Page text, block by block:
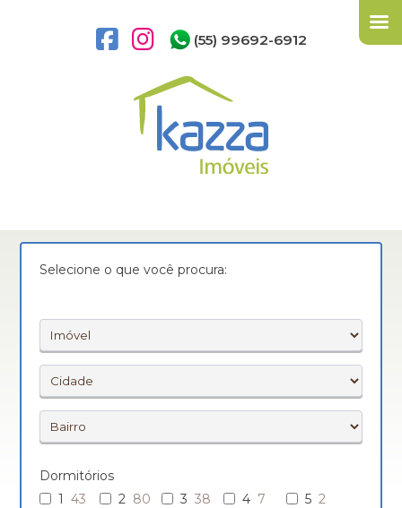
(55) 99692-6912
Selecione o que você procura:
Dormitórios
1 43 2 80 3 38 4 7 5 2